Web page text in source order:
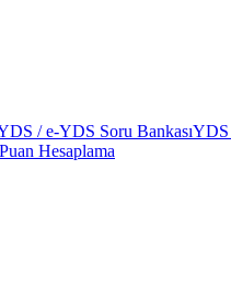
/ e-YDS Soru BankasıYDS
Hesaplama